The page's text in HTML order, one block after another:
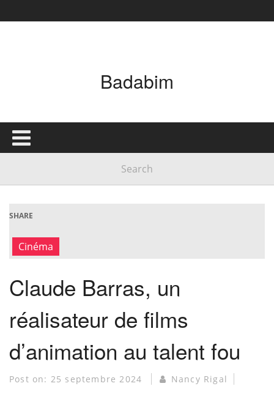
Badabim
SHARE
Cinéma
Claude Barras, un
réalisateur de films
d’animation au talent fou
Post on: 25 septembre 2024 Nancy Rigal